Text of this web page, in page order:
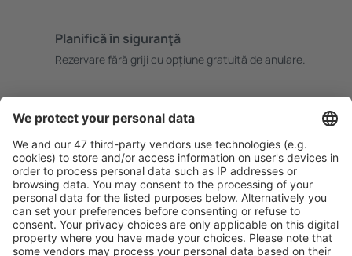
Planifică ȋn siguranţă
Rezervare fără griji cu opțiune gratuită de anulare.
Prețuri atractive și oferte speciale pentru utilizatorii
conectați.
Cazarea preferată
Alege din peste 1,3 mil. de opţiuni: hoteluri, cabane,
apartamente și altele.